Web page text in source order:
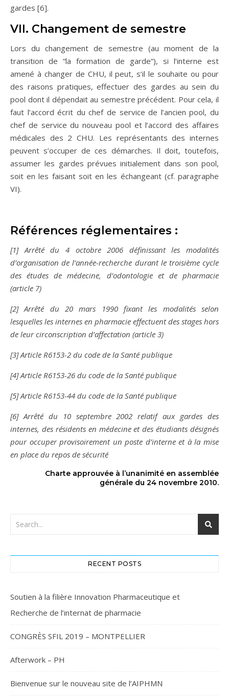
gardes [6].
VII. Changement de semestre
Lors du changement de semestre (au moment de la
transition de “la formation de garde”), si l’interne est
amené à changer de CHU, il peut, s’il le souhaite ou pour
des raisons pratiques, effectuer des gardes au sein du
pool dont il dépendait au semestre précédent. Pour cela, il
faut l’accord écrit du chef de service de l’ancien pool, du
chef de service du nouveau pool et l’accord des affaires
médicales des 2 CHU. Les représentants des internes
peuvent s’occuper de ces démarches. Il doit, toutefois,
assumer les gardes prévues initialement dans son pool,
soit en les faisant soit en les échangeant (cf. paragraphe
VI).
Références réglementaires :
[1] Arrêté du 4 octobre 2006 définissant les modalités
d’organisation de l’année-recherche durant le troisième cycle
des études de médecine, d’odontologie et de pharmacie
(article 7)
[2] Arrêté du 20 mars 1990 fixant les modalités selon
lesquelles les internes en pharmacie effectuent des stages hors
de leur circonscription d’affectation (article 3)
[3] Article R6153-2 du code de la Santé publique
[4] Article R6153-26 du code de la Santé publique
[5] Article R6153-44 du code de la Santé publique
[6] Arrêté du 10 septembre 2002 relatif aux gardes des
internes, des résidents en médecine et des étudiants désignés
pour occuper provisoirement un poste d’interne et à la mise
en place du repos de sécurité
Charte approuvée à l’unanimité en assemblée
générale du 24 novembre 2010.
RECENT POSTS
Soutien à la filière Innovation Pharmaceutique et
Recherche de l’internat de pharmacie
CONGRÈS SFIL 2019 – MONTPELLIER
Afterwork – PH
Bienvenue sur le nouveau site de l’AIPHMN